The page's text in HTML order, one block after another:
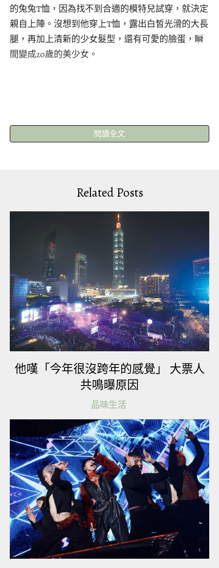
的兔兔T恤，因為找不到合適的模特兒試穿，就決定
親自上陣。沒想到他穿上T恤，露出白皙光滑的大長
腿，再加上清新的少女髮型，還有可愛的臉蛋，瞬
間變成20歲的美少女。
▼這位大叔穿上自繪的T恤拍攝，這一組自拍照迅速
紅遍網路。他隨後設立訂購服務，但沒支援寄海
外。
▼他還曾穿上校服，明明已經40歲，但纖細修長的
雙腿還是很吸引人。
閱讀全文
Related Posts
他嘆「今年很沒跨年的感覺」 大票人
共鳴曝原因
品味生活